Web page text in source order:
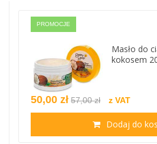
PROMOCJE
Masło do
kokosem
50,00 zł 57,00 zł z VAT
Dodaj do